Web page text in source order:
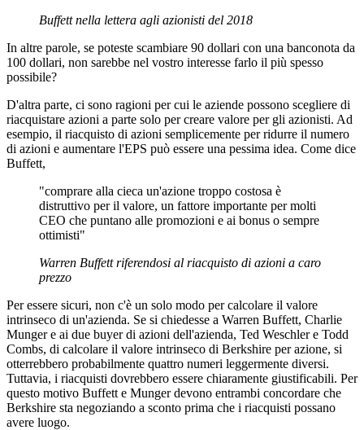
Buffett nella lettera agli azionisti del 2018
In altre parole, se poteste scambiare 90 dollari con una banconota da
100 dollari, non sarebbe nel vostro interesse farlo il più spesso
possibile?
D'altra parte, ci sono ragioni per cui le aziende possono scegliere di
riacquistare azioni a parte solo per creare valore per gli azionisti. Ad
esempio, il riacquisto di azioni semplicemente per ridurre il numero
di azioni e aumentare l'EPS può essere una pessima idea. Come dice
Buffett,
"comprare alla cieca un'azione troppo costosa è
distruttivo per il valore, un fattore importante per molti
CEO che puntano alle promozioni e ai bonus o sempre
ottimisti"
Warren Buffett riferendosi al riacquisto di azioni a caro
prezzo
Per essere sicuri, non c'è un solo modo per calcolare il valore
intrinseco di un'azienda. Se si chiedesse a Warren Buffett, Charlie
Munger e ai due buyer di azioni dell'azienda, Ted Weschler e Todd
Combs, di calcolare il valore intrinseco di Berkshire per azione, si
otterrebbero probabilmente quattro numeri leggermente diversi.
Tuttavia, i riacquisti dovrebbero essere chiaramente giustificabili. Per
questo motivo Buffett e Munger devono entrambi concordare che
Berkshire sta negoziando a sconto prima che i riacquisti possano
avere luogo.